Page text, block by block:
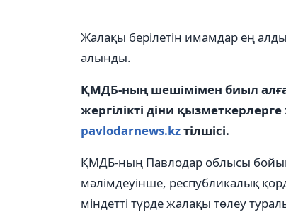
Жалақы берілетін имамдар ең
алынды.
ҚМДБ-ның шешімімен биыл
жергілікті діни
pavlodarnews.kzтілшісі.
ҚМДБ-ның Павлодар облысы
мәлімдеуінше, республикалық
міндетті түрде жалақы төлеу